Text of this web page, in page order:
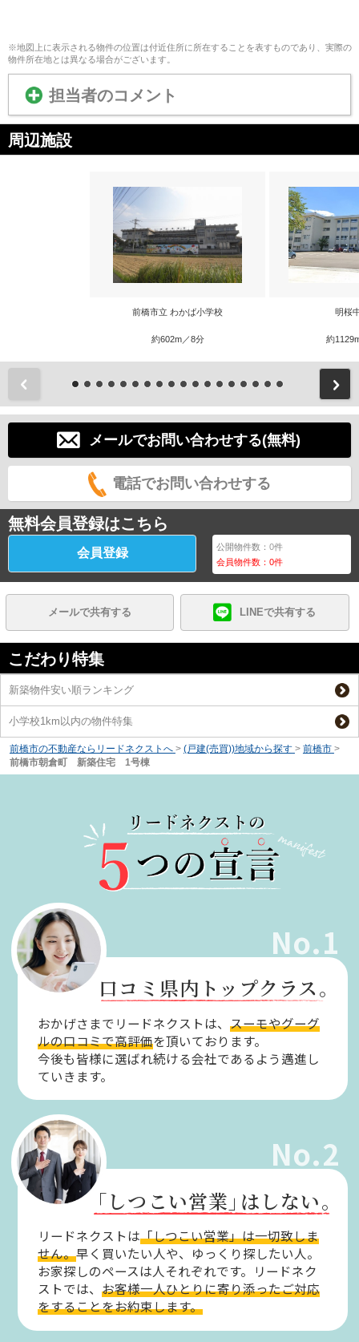
※地図上に表示される物件の位置は付近住所に所在することを表すものであり、実際の
物件所在地とは異なる場合がございます。
担当者のコメント
周辺施設
前橋市立 わかば小学校
約602m／8分
明桜
約
メールでお問い合わせする(無料)
電話でお問い合わせする
無料会員登録はこちら
会員登録 公開物件数：0件
会員物件数：0件
メールで共有する LINEで共有する
こだわり特集
新築物件安い順ランキング
小学校1km以内の物件特集
前橋市の不動産ならリードネクストへ > (戸建(売買))地域から探す > 前橋市 >
前橋市朝倉町 新築住宅 1号棟
No.1
口コミ県内トップクラス。
おかげさまでリードネクストは、スーモやグーグ
ルの口コミで高評価を頂いております。
今後も皆様に選ばれ続ける会社であるよう邁進し
ていきます。
No.2
「しつこい営業」はしない。
リードネクストは「しつこい営業」は一切致しま
せん。早く買いたい人や、ゆっくり探したい人。
お家探しのペースは人それぞれです。リードネク
ストでは、お客様一人ひとりに寄り添ったご対応
をすることをお約束します。